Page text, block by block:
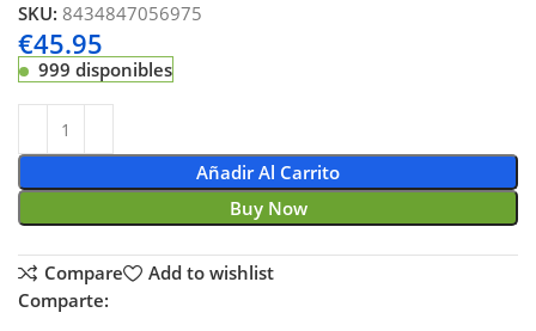
SKU:8434847056975
€45.95
999 disponibles
Añadir Al Carrito
Buy Now
Compare
Add to wishlist
Comparte: